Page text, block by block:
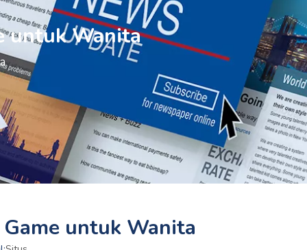
untuk Wanita
untuk Wanita